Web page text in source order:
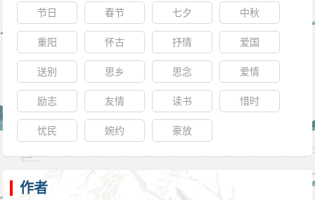
节日 春节 七夕 中秋
重阳 怀古 抒情 爱国
送别 思乡 思念 爱情
励志 友情 读书 惜时
忧民 婉约 豪放
作者